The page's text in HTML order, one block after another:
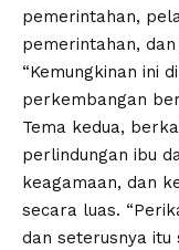
pemerintahan,
pemerintahan,
“Kemungkinan ini
perkembangan
Tema kedua,
perlindungan ibu
keagamaan, dan
secara luas.
dan seterusnya itu